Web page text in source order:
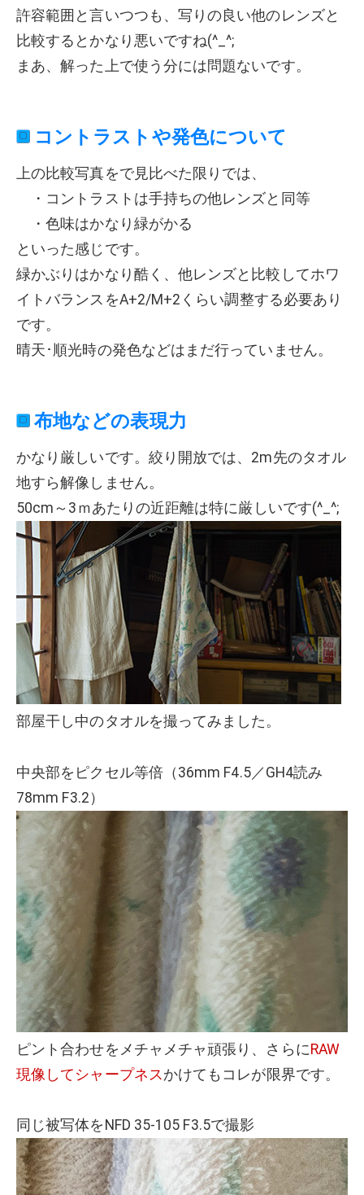
許容範囲と言いつつも、写りの良い他のレンズと
比較するとかなり悪いですね(^_^;
まあ、解った上で使う分には問題ないです。
コントラストや発色について
上の比較写真をで見比べた限りでは、
・コントラストは手持ちの他レンズと同等
・色味はかなり緑がかる
といった感じです。
緑かぶりはかなり酷く、他レンズと比較してホワ
イトバランスをA+2/M+2くらい調整する必要あり
です。
晴天･順光時の発色などはまだ行っていません。
布地などの表現力
かなり厳しいです。絞り開放では、2m先のタオル
地すら解像しません。
50cm～3ｍあたりの近距離は特に厳しいです(^_^;
部屋干し中のタオルを撮ってみました。
中央部をピクセル等倍（36mm F4.5／GH4読み
78mm F3.2）
ピント合わせをメチャメチャ頑張り、さらにRAW
現像してシャープネス かけてもコレが限界です。
同じ被写体をNFD 35-105 F3.5で撮影